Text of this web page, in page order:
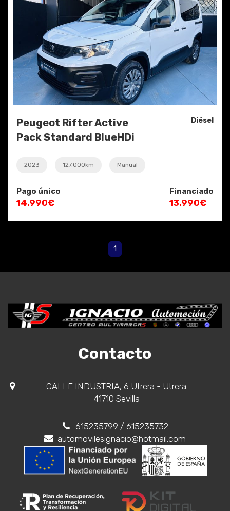
Peugeot Rifter Active
Pack Standard BlueHDi
100
Diésel
2023 127.000km Manual
Pago único
14.990€
Financiado
13.990€
1
Contacto
CALLE INDUSTRIA, 6 Utrera - Utrera
41710 Sevilla
615235799 / 615235732
automovilesignacio@hotmail.com